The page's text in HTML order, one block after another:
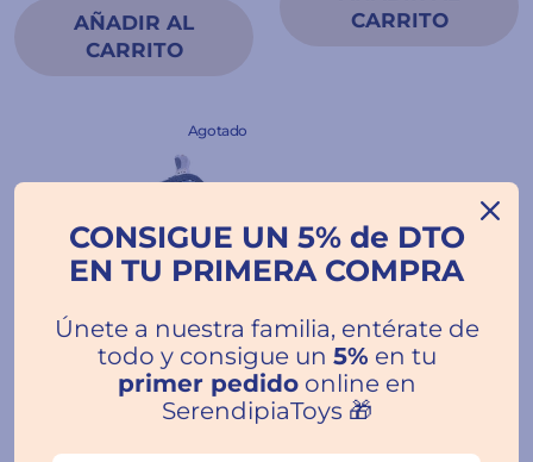
Agotado
A partir de 3 años
Estuche Plumier Doble
CONSIGUE UN 5% de DTO
EN TU PRIMERA COMPRA
Únete a nuestra familia, entérate de
todo y consigue un 5% en tu
primer pedidoonline en
SerendipiaToys 🎁